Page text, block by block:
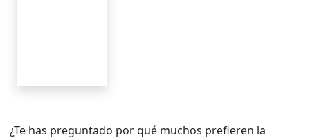
¿Te has preguntado por qué muchos prefieren la